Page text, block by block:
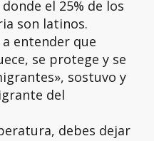
el 25% de los
son latinos.
entender que
se protege y se
sostuvo y
del
debes dejar